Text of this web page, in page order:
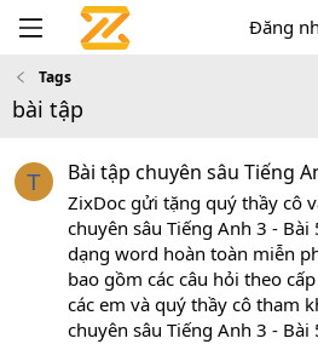
Đăng
Tags
bài tập
T Bài tập chuyên sâu Tiếng
ZixDoc gửi tặng quý thầy cô
chuyên sâu Tiếng Anh 3 -
dạng word hoàn toàn miễn
bao gồm các câu hỏi theo
các em và quý thầy cô tham
chuyên sâu Tiếng Anh 3 - Bài